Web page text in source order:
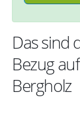
Das sind
Bezug
Bergholz